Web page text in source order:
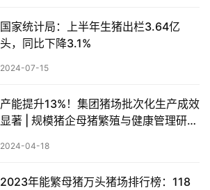
国家统计局：上半年生猪出栏3.64亿
头，同比下降3.1%
2024-07-15
产能提升13%！集团猪场批次化生产成效
显著 | 规模猪企母猪繁殖与健康管理研讨
2024-04-18
2023年能繁母猪万头猪场排行榜：118